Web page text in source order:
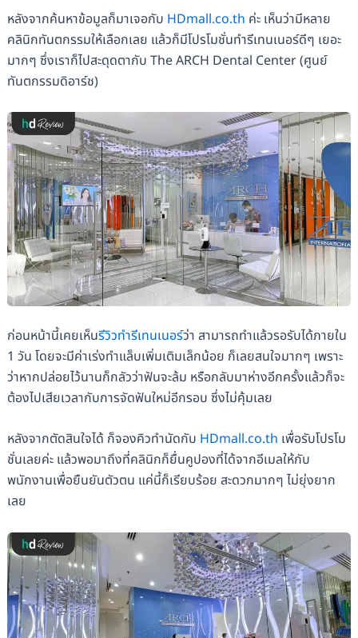
หลังจากค้นหาข้อมูลก็มาเจอกับ HDmall.co.th ค่ะ เห็นว่ามีหลาย
คลินิกทันตกรรมให้เลือกเลย แล้วก็มีโปรโมชั่นทำรีเทนเนอร์ดีๆ เยอะ
มากๆ ซึ่งเราก็ไปสะดุดตากับ The ARCH Dental Center (ศูนย์
ทันตกรรมดิอาร์ช)
ก่อนหน้านี้เคยเห็นรีวิวทำรีเทนเนอร์ว่า สามารถทำแล้วรอรับได้ภายใน
1 วัน โดยจะมีค่าเร่งทำแล็บเพิ่มเติมเล็กน้อย ก็เลยสนใจมากๆ เพราะ
ว่าหากปล่อยไว้นานก็กลัวว่าฟันจะล้ม หรือกลับมาห่างอีกครั้งแล้วก็จะ
ต้องไปเสียเวลากับการจัดฟันใหม่อีกรอบ ซึ่งไม่คุ้มเลย
หลังจากตัดสินใจได้ ก็จองคิวทำนัดกับ HDmall.co.th เพื่อรับโปรโม
ชั่นเลยค่ะ แล้วพอมาถึงที่คลินิกก็ยื่นคูปองที่ได้จากอีเมลให้กับ
พนักงานเพื่อยืนยันตัวตน แค่นี้ก็เรียบร้อย สะดวกมากๆ ไม่ยุ่งยาก
เลย